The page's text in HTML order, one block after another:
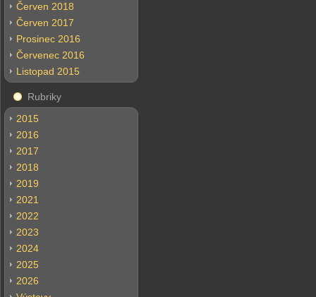
Červen 2018
Červen 2017
Prosinec 2016
Červenec 2016
Listopad 2015
Rubriky
2015
2016
2017
2018
2019
2021
2022
2023
2024
2025
2026